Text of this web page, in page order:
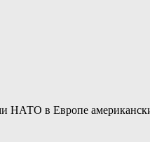
в Европе